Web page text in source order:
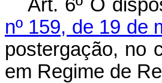
Art. 6º O
nº 159, de 19 de
postergação, no
em Regime de